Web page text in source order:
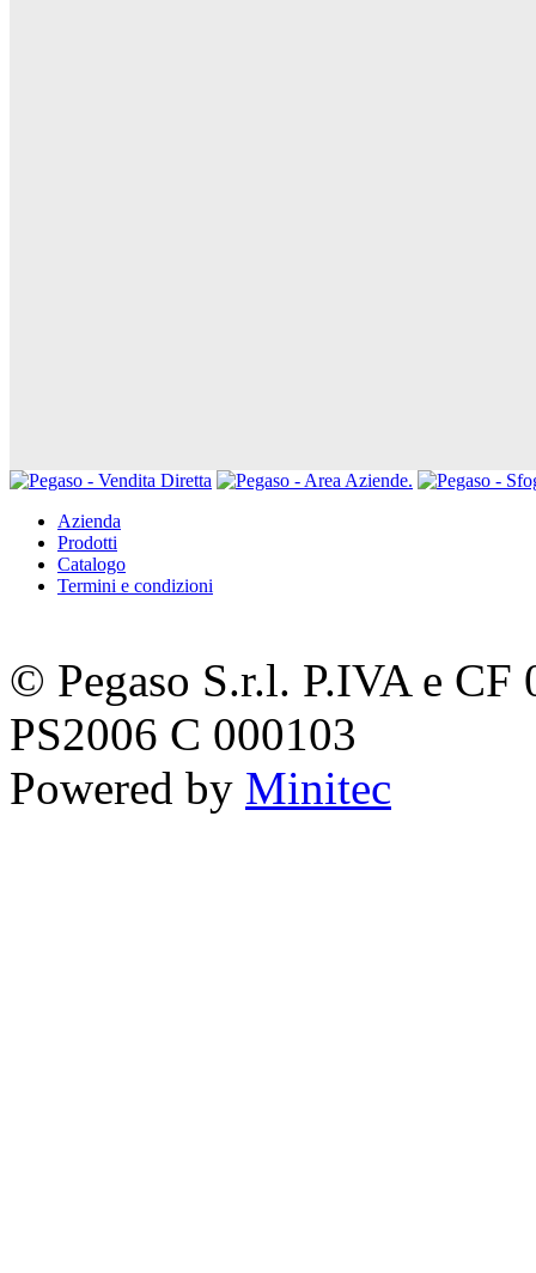
Azienda
Prodotti
Catalogo
Termini e condizioni
© Pegaso S.r.l. P.IVA e
PS2006 C 000103
Powered by Minitec